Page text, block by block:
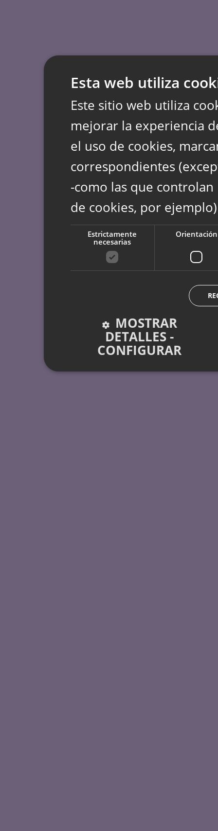
Esta web utiliza
Este sitio web utiliza
mejorar la experiencia
el uso de cookies,
correspondientes
-como las que
de cookies, por
Estrictamente
necesarias
Orientación
MOSTRAR
DETALLES -
CONFIGURAR